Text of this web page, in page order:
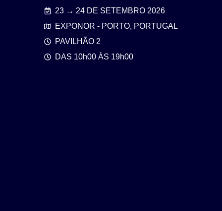
23 → 24 DE SETEMBRO 2026
EXPONOR - PORTO, PORTUGAL
PAVILHÃO 2
DAS 10h00 ÀS 19h00